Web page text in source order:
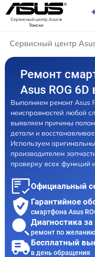
Сервисный центр Asusв
Томске
Сервисный центр
Ремонт
Asus ROG
Выполняем ремонт Asus
неисправностей любой
выявляем причины
детали и
Используем
производителем
проверку всех функций
Официальный
Гарантийное
смартфона Asus
Диагностика
ремонт по желанию
Бесплатный
в день обращения